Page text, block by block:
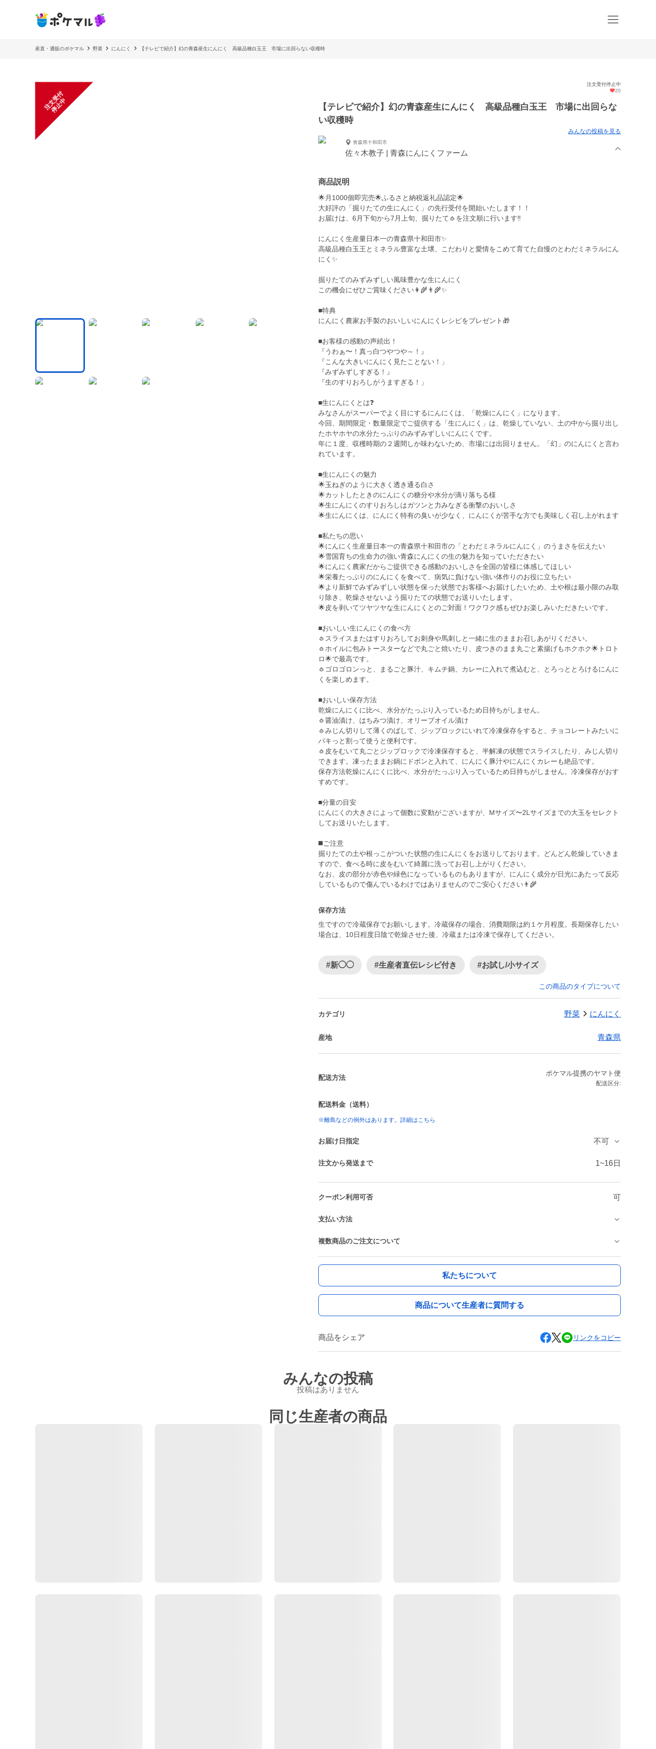
産直・通販のポケマル 野菜 にんにく 【テレビで紹介】幻の青森産生にんにく 高級品種白玉王 市場に出回らない収穫時
注
文
受
付
停
止
中
注文受付停止中
20
【テレビで紹介】幻の青森産生にんにく 高級品種白玉王 市場に出回らな
い収穫時
みんなの投稿を見る
青森県十和田市
佐々木教子 | 青森にんにくファーム
商品説明
🌟月1000個即完売🌟ふるさと納税返礼品認定🌟
大好評の「掘りたての生にんにく」の先行受付を開始いたします！！
お届けは、6月下旬から7月上旬、掘りたて🧄を注文順に行います‼️
にんにく生産量日本一の青森県十和田市✨
高級品種白玉王とミネラル豊富な土壌、こだわりと愛情をこめて育てた自慢のとわだミネラルにん
にく✨
掘りたてのみずみずしい風味豊かな生にんにく
この機会にぜひご賞味ください👩‍🌾👨‍🌾✨
■特典
にんにく農家お手製のおいしいにんにくレシピをプレゼント🎁
■お客様の感動の声続出！
『うわぁ〜！真っ白つやつや～！』
『こんな大きいにんにく見たことない！」
『みずみずしすぎる！』
『生のすりおろしがうますぎる！」
■生にんにくとは❓
みなさんがスーパーでよく目にするにんにくは、「乾燥にんにく」になります。
今回、期間限定・数量限定でご提供する「生にんにく」は、乾燥していない、土の中から掘り出し
たホヤホヤの水分たっぷりのみずみずしいにんにくです。
年に１度、収穫時期の２週間しか味わないため、市場には出回りません。「幻」のにんにくと言わ
れています。
■生にんにくの魅力
🌟玉ねぎのように大きく透き通る白さ
🌟カットしたときのにんにくの糖分や水分が滴り落ちる様
🌟生にんにくのすりおろしはガツンと力みなぎる衝撃のおいしさ
🌟生にんにくは、にんにく特有の臭いが少なく、にんにくが苦手な方でも美味しく召し上がれます
■私たちの思い
🌟にんにく生産量日本一の青森県十和田市の「とわだミネラルにんにく」のうまさを伝えたい
🌟雪国育ちの生命力の強い青森にんにくの生の魅力を知っていただきたい
🌟にんにく農家だからご提供できる感動のおいしさを全国の皆様に体感してほしい
🌟栄養たっぷりのにんにくを食べて、病気に負けない強い体作りのお役に立ちたい
🌟より新鮮でみずみずしい状態を保った状態でお客様へお届けしたいため、土や根は最小限のみ取
り除き、乾燥させないよう掘りたての状態でお送りいたします。
🌟皮を剥いてツヤツヤな生にんにくとのご対面！ワクワク感もぜひお楽しみいただきたいです。
■おいしい生にんにくの食べ方
🧄スライスまたはすりおろしてお刺身や馬刺しと一緒に生のままお召しあがりください。
🧄ホイルに包みトースターなどで丸ごと焼いたり、皮つきのまま丸ごと素揚げもホクホク🌟トロト
ロ🌟で最高です。
🧄ゴロゴロンっと、まるごと豚汁、キムチ鍋、カレーに入れて煮込むと、とろっととろけるにんに
くを楽しめます。
■おいしい保存方法
乾燥にんにくに比べ、水分がたっぷり入っているため日持ちがしません。
🧄醤油漬け、はちみつ漬け、オリーブオイル漬け
🧄みじん切りして薄くのばして、ジップロックにいれて冷凍保存をすると、チョコレートみたいに
パキっと割って使うと便利です。
🧄皮をむいて丸ごとジップロックで冷凍保存すると、半解凍の状態でスライスしたり、みじん切り
できます。凍ったままお鍋にドボンと入れて、にんにく豚汁やにんにくカレーも絶品です。
保存方法乾燥にんにくに比べ、水分がたっぷり入っているため日持ちがしません。冷凍保存がおす
すめです。
■分量の目安
にんにくの大きさによって個数に変動がございますが、Mサイズ〜2Lサイズまでの大玉をセレクト
してお送りいたします。
◼️ご注意
掘りたての土や根っこがついた状態の生にんにくをお送りしております。どんどん乾燥していきま
すので、食べる時に皮をむいて綺麗に洗ってお召し上がりください。
なお、皮の部分が赤色や緑色になっているものもありますが、にんにく成分が日光にあたって反応
しているもので傷んでいるわけではありませんのでご安心ください👨‍🌾
保存方法
生ですので冷蔵保存でお願いします。冷蔵保存の場合、消費期限は約１ケ月程度。長期保存したい
場合は、10日程度日陰で乾燥させた後、冷蔵または冷凍で保存してください。
#新◯◯ #生産者直伝レシピ付き #お試し/小サイズ
この商品のタイプについて
カテゴリ 野菜 にんにく
産地 青森県
配送方法
ポケマル提携のヤマト便
配送区分:
配送料金（送料）
※離島などの例外はあります。詳細はこちら
お届け日指定 不可
注文から発送まで 1~16日
クーポン利用可否 可
支払い方法
複数商品のご注文について
私たちについて
商品について生産者に質問する
商品をシェア リンクをコピー
みんなの投稿
投稿はありません
同じ生産者の商品